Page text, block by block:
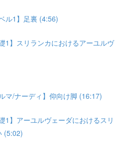
ル1】足裏 (4:56)
1】スリランカにおけるアーユルヴ
マ/ナーディ】仰向け脚 (16:17)
1】アーユルヴェーダにおけるスリ
(5:02)